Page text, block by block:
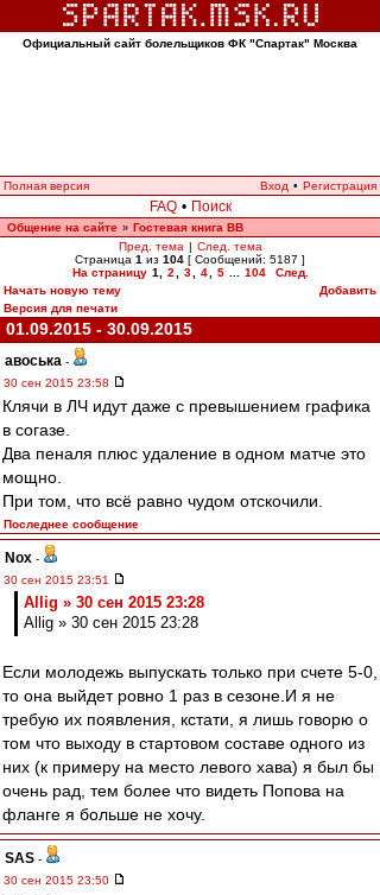
Официальный сайт болельщиков ФК "Спартак" Москва
Полная версия Вход • Регистрация
FAQ • Поиск
Общение на сайте » Гостевая книга ВВ
Пред. тема | След. тема
Страница 1 из 104 [ Сообщений: 5187 ]
На страницу 1 2 3 4 5 104
След.
Начать новую тему
Добавить
Версия для печати
01.09.2015 - 30.09.2015
авоська -
30 сен 2015 23:58
Клячи в ЛЧ идут даже с превышением графика
в согазе.
Два пеналя плюс удаление в одном матче это
мощно.
При том, что всё равно чудом отскочили.
Последнее сообщение
Nox -
30 сен 2015 23:51
Allig » 30 сен 2015 23:28
Allig » 30 сен 2015 23:28
Если молодежь выпускать только при счете 5-0,
то она выйдет ровно 1 раз в сезоне.И я не
требую их появления, кстати, я лишь говорю о
том что выходу в стартовом составе одного из
них (к примеру на место левого хава) я был бы
очень рад, тем более что видеть Попова на
фланге я больше не хочу.
SAS -
30 сен 2015 23:50